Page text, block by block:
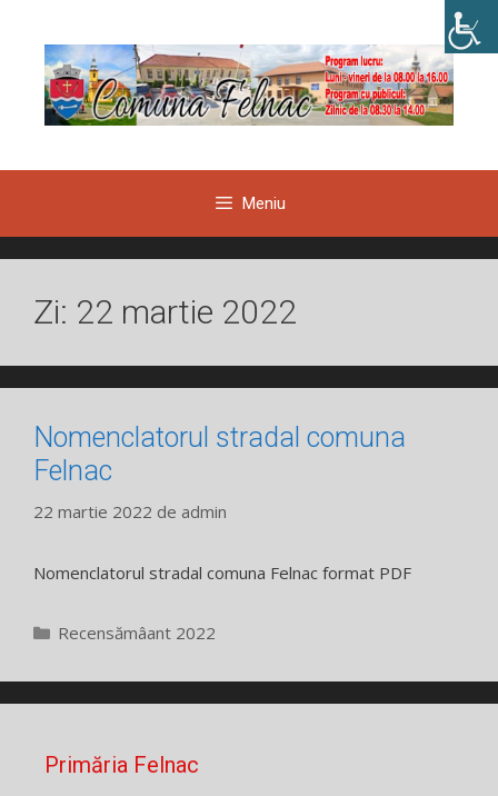
conținut
Meniu
Zi: 22 martie 2022
Nomenclatorul stradal comuna
Felnac
22 martie 2022 de admin
Nomenclatorul stradal comuna Felnac format PDF
Categorii
Recensămâant 2022
Primăria Felnac